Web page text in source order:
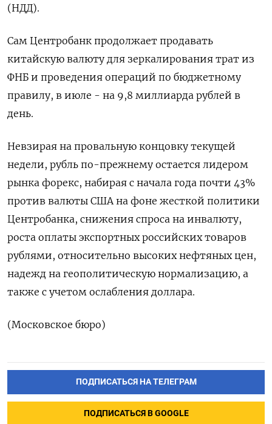
(НДД).
Сам Центробанк продолжает продавать
китайскую валюту для зеркалирования трат из
ФНБ и проведения операций по бюджетному
правилу, в июле - на 9,8 миллиарда рублей в
день.
Невзирая на провальную концовку текущей
недели, рубль по-прежнему остается лидером
рынка форекс, набирая с начала года почти 43%
против валюты США на фоне жесткой политики
Центробанка, снижения спроса на инвалюту,
роста оплаты экспортных российских товаров
рублями, относительно высоких нефтяных цен,
надежд на геополитическую нормализацию, а
также с учетом ослабления доллара.
(Московское бюро)
ПОДПИСАТЬСЯ НА ТЕЛЕГРАМ
ПОДПИСАТЬСЯ В GOOGLE